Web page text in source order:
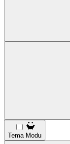
Tema Modu